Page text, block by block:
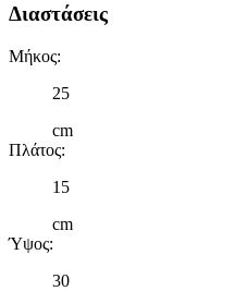
Διαστάσεις
Μήκος:
25
cm
Πλάτος:
15
cm
Ύψος:
30